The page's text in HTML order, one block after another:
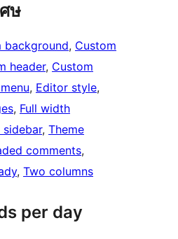
ษ
background, Custom
header, Custom
, Editor style
, Full width
sidebar, Theme
comments
, Two columns
per day